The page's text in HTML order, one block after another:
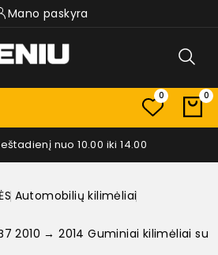
Mano paskyra
0 0
nuo 10.00 iki 14.00
Automobilių kilimėliai
B7 2010 → 2014 Guminiai kilimėliai su